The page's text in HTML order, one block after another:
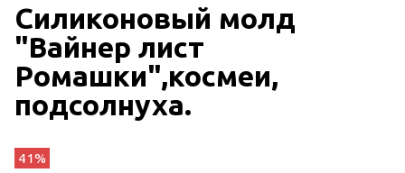
Силиконовый молд
"Вайнер лист
Ромашки",космеи,
подсолнуха.
41%